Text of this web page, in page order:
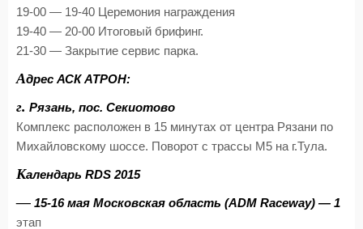
19-00 — 19-40 Церемония награждения
19-40 — 20-00 Итоговый брифинг.
21-30 — Закрытие сервис парка.
Адрес АСК АТРОН:
г. Рязань, пос. Секиотово
Комплекс расположен в 15 минутах от центра Рязани по
Михайловскому шоссе. Поворот с трассы М5 на г.Тула.
Календарь RDS 2015
— 15-16 мая Московская область (ADM Raceway) — 1
этап